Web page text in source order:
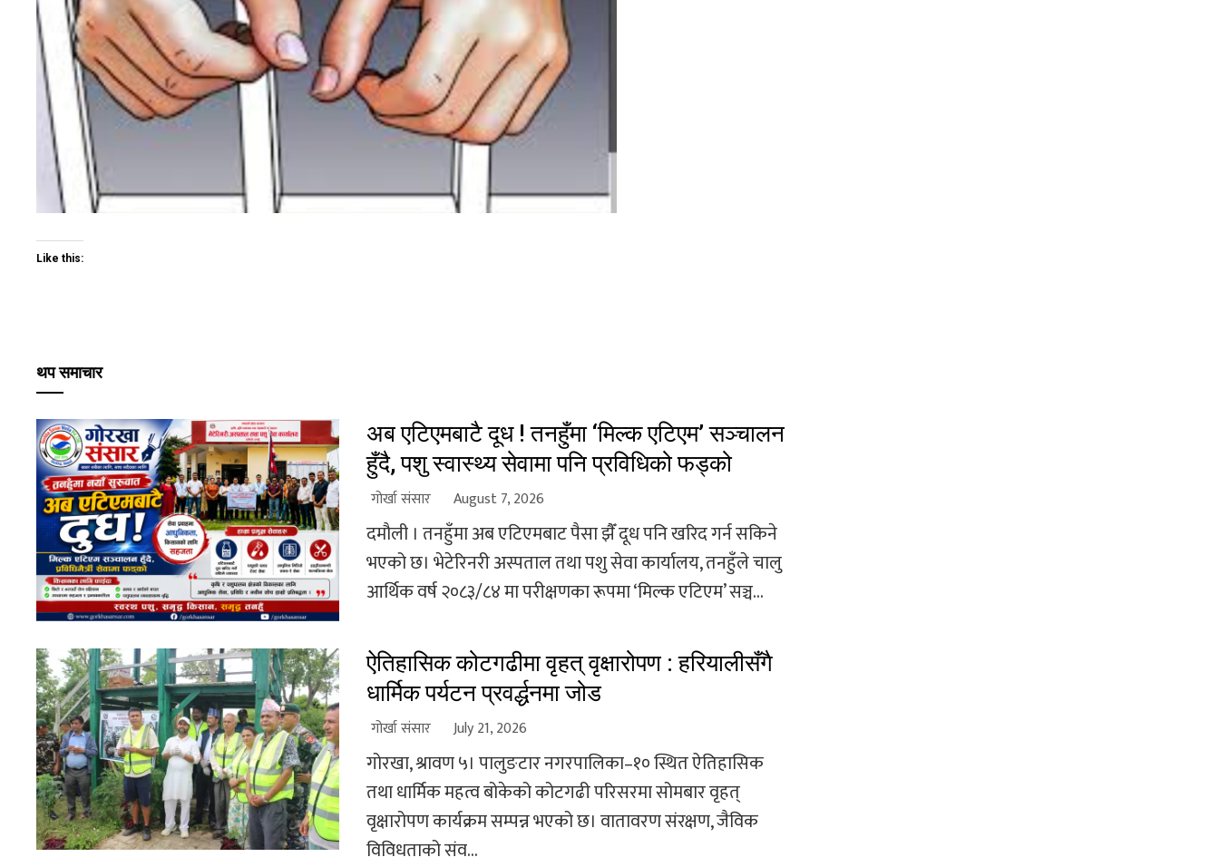
Like this:
थप समाचार
अब एटिएमबाटै दूध ! तनहुँमा ‘मिल्क एटिएम’ सञ्चालन
हुँदै, पशु स्वास्थ्य सेवामा पनि प्रविधिको फड्को
गोर्खा संसार August 7, 2026
दमौली । तनहुँमा अब एटिएमबाट पैसा झैँ दूध पनि खरिद गर्न सकिने
भएको छ। भेटेरिनरी अस्पताल तथा पशु सेवा कार्यालय, तनहुँले चालु
आर्थिक वर्ष २०८३/८४ मा परीक्षणका रूपमा ‘मिल्क एटिएम’ सञ्च...
ऐतिहासिक कोटगढीमा वृहत् वृक्षारोपण : हरियालीसँगै
धार्मिक पर्यटन प्रवर्द्धनमा जोड
गोर्खा संसार July 21, 2026
गोरखा, श्रावण ५। पालुङटार नगरपालिका–१० स्थित ऐतिहासिक
तथा धार्मिक महत्व बोकेको कोटगढी परिसरमा सोमबार वृहत्
वृक्षारोपण कार्यक्रम सम्पन्न भएको छ। वातावरण संरक्षण, जैविक
विविधताको संव...